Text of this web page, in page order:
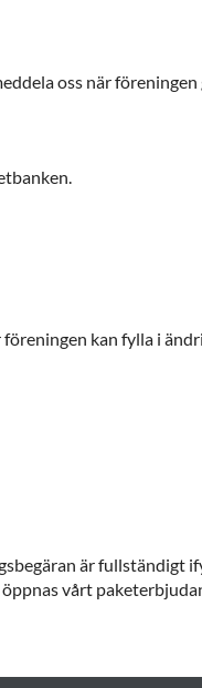
oss när
kan fylla i
är fullständigt
vårt